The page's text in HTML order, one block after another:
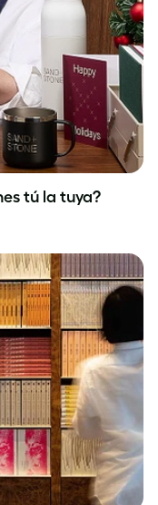
tú la tuya?